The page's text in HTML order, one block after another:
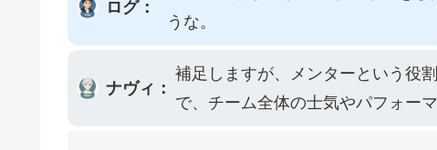
ログ：
うな。
ナヴィ：
補足しますが、メンターという役
で、チーム全体の士気やパフォー